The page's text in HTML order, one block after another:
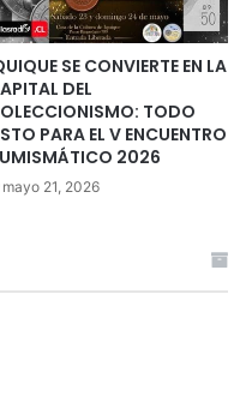
SE CONVIERTE EN LA
DEL
TODO
PARA EL V ENCUENTRO
2026
mayo 21, 2026